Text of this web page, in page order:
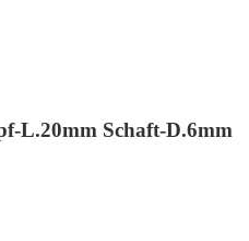
L.20mm Schaft-D.6mm